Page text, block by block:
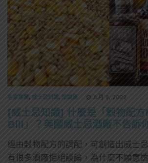
名家專欄 , 威士忌知識, 知識庫 五月 9, 2022
[威士忌知識] 什麼是「穀物配
Bill」？美國威士忌酒廠不告訴
經由穀物配方的調配，可創造出威士
有很多酒廠拒絕談論，為什麼不願意